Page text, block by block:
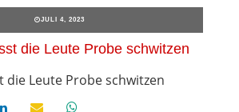
JULI 4, 2023
die Leute Probe schwitzen